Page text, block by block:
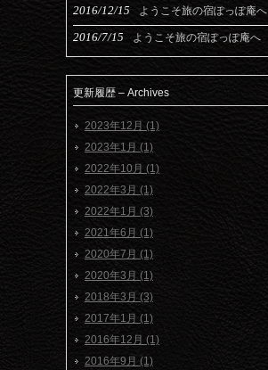
2016/12/15 ようこそ旅の宿ぽっぽ庵へ
2016/7/15 ようこそ旅の宿ぽっぽ庵へ
更新履歴 – Archives
2023年12月 (1)
2023年1月 (1)
2022年10月 (1)
2022年3月 (1)
2022年1月 (3)
2021年6月 (1)
2020年7月 (1)
2020年3月 (1)
2018年3月 (3)
2017年1月 (1)
2016年12月 (1)
2016年9月 (1)